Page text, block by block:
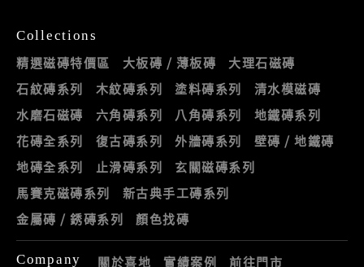
Collections
精選磁磚特價區 大板磚 / 薄板磚
大理石磁磚
石紋磚系列
木紋磚系列 塗料磚系列
清水模磁磚
水磨石磁磚
六角磚系列 八角磚系列
地鐵磚系列
花磚全系列
復古磚系列 外牆磚系列
壁磚 / 地鐵磚
地磚全系列
止滑磚系列
玄關磁磚系列
馬賽克磁磚系列
新古典手工磚系列
金屬磚 / 銹磚系列
顏色找磚
Company 關於喜地 實績案例 前往門市